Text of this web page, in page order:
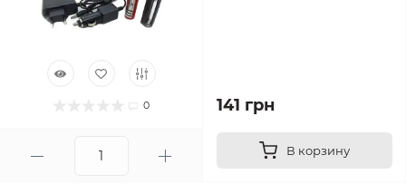
0 141 грн
В корзину